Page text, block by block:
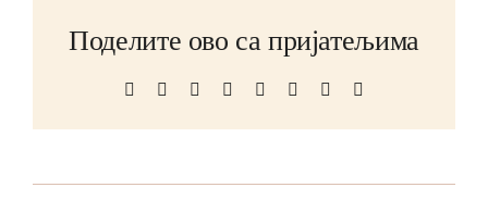
Поделите ово са пријатељима
Facebook
TwitterReddit LinkedInWhatsAppTelegramPinterest